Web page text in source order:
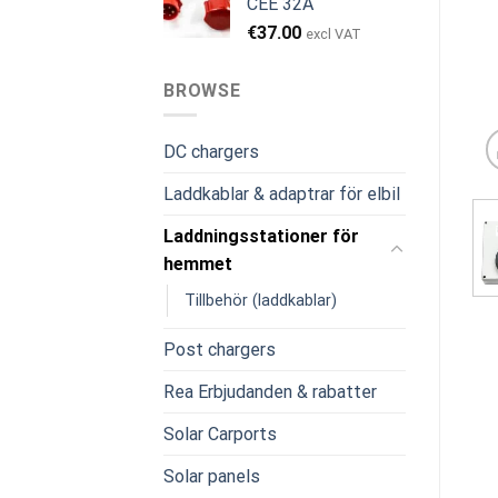
€37.00 excl VAT
BROWSE
DC chargers
Laddkablar & adaptrar för elbil
Laddningsstationer för
hemmet
Tillbehör (laddkablar)
Post chargers
Rea Erbjudanden & rabatter
Solar Carports
Solar panels